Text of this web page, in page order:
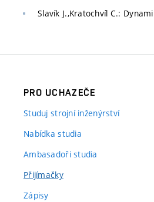
Slavík J.,Kratochvíl C.:
PRO UCHAZEČE
Studuj strojní inženýrství
Nabídka studia
Ambasadoři studia
Přijímačky
Zápisy